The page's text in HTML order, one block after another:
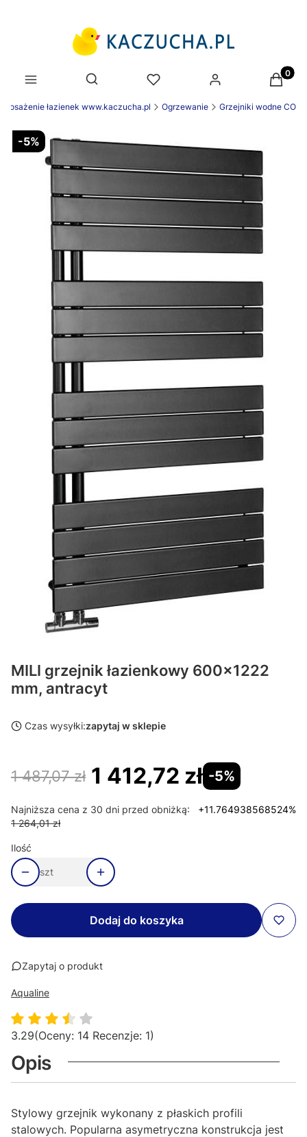
Otwórz wyszukiwarkę
łazienek www.kaczucha.pl Ogrzewanie Grzejniki wodne CO
-5%
MILI grzejnik łazienkowy 600x1222
mm, antracyt
Czas wysyłki:zapytaj w sklepie
1 487,07 zł 1 412,72 zł -5%
Najniższa cena z 30 dni przed obniżką:
1 264,01 zł
+11.764938568524%
Ilość
szt
Dodaj do koszyka
Zapytaj o produkt
Aqualine
3.29(Oceny: 14 Recenzje: 1)
Opis
Stylowy grzejnik wykonany z płaskich profili
stalowych. Popularna asymetryczna konstrukcja jest